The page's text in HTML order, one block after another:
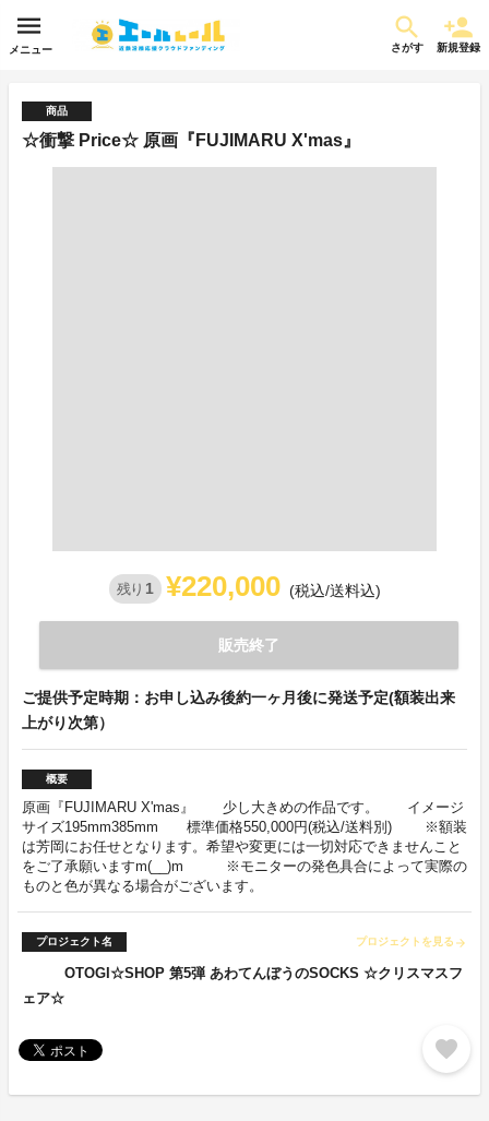
メニュー さがす 新規登録
商品
☆衝撃 Price☆ 原画『FUJIMARU X'mas』
残り 1 ¥220,000 (税込/送料込)
販売終了
ご提供予定時期：お申し込み後約一ヶ月後に発送予定(額装出来
上がり次第）
概要
原画『FUJIMARU X'mas』 少し大きめの作品です。 イメージ
サイズ195mm385mm 標準価格550,000円(税込/送料別) ※額装
は芳岡にお任せとなります。希望や変更には一切対応できませんこと
をご了承願いますm(__)m ※モニターの発色具合によって実際の
ものと色が異なる場合がございます。
プロジェクト名 プロジェクトを見る arrow_forward
OTOGI☆SHOP 第5弾 あわてんぼうのSOCKS ☆クリスマスフ
ェア☆
favorite